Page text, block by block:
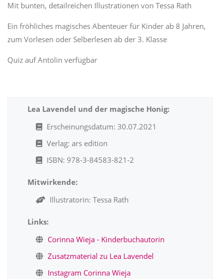
Mit bunten, detailreichen Illustrationen von Tessa Rath
Ein fröhliches magisches Abenteuer für Kinder ab 8 Jahren,
zum Vorlesen oder Selberlesen ab der 3. Klasse
Quiz auf Antolin verfügbar
Lea Lavendel und der magische Honig:
Erscheinungsdatum: 30.07.2021
Verlag: ars edition
ISBN: 978-3-84583-821-2
Mitwirkende:
Illustratorin: Tessa Rath
Links:
Corinna Wieja - Kinderbuchautorin
Zusatzmaterial zu Lea Lavendel
Instagram Corinna Wieja